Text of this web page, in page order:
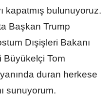
kapatmış bulunuyoruz.
Başkan Trump
Dışişleri Bakanı
Büyükelçi Tom
duran herkese
sunuyorum.